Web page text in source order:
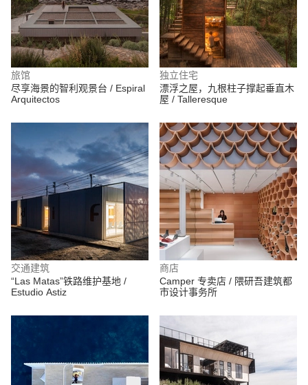
旅馆
尽享海景的智利观景台 / Espiral
Arquitectos
独立住宅
漂浮之屋，九根柱子撑起垂直木
屋 / Talleresque
交通建筑
“Las Matas”铁路维护基地 /
Estudio Astiz
商店
Camper 专卖店 / 隈研吾建筑都
市设计事务所